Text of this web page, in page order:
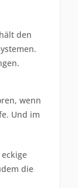
den
wenn
Und im
die